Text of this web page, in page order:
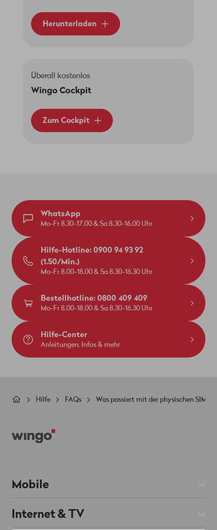
Herunterladen
Überall kostenlos
Wingo Cockpit
Zum Cockpit
WhatsApp
Mo-Fr 8.30-17.00 & Sa 8.30-16.00 Uhr
Hilfe-Hotline: 0900 94 93 92
(1.50/Min.)
Mo-Fr 8.00-18.00 & Sa 8.30-16.30 Uhr
Bestellhotline: 0800 409 409
Mo-Fr 8.00-18.00 & Sa 8.30-16.30 Uhr
Hilfe-Center
Anleitungen, Infos & mehr
Pfadnavigation
Hilfe FAQs Was passiert mit der physischen SIM-
Mobile
Mobile Abos
Internet & TV